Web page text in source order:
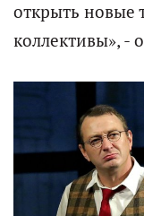
открыть новые
коллективы», -